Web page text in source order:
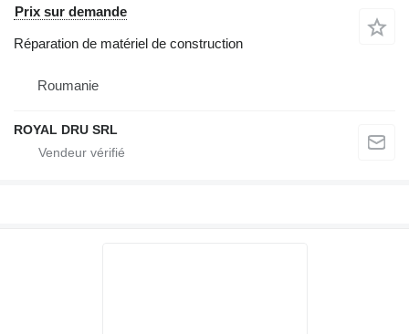
Prix sur demande
Réparation de matériel de construction
Roumanie
ROYAL DRU SRL